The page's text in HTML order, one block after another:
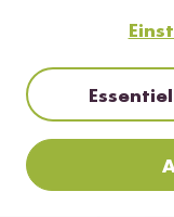
*Das Digitale Rezeptbuch
per E-Mail zugeschickt.
Mehr